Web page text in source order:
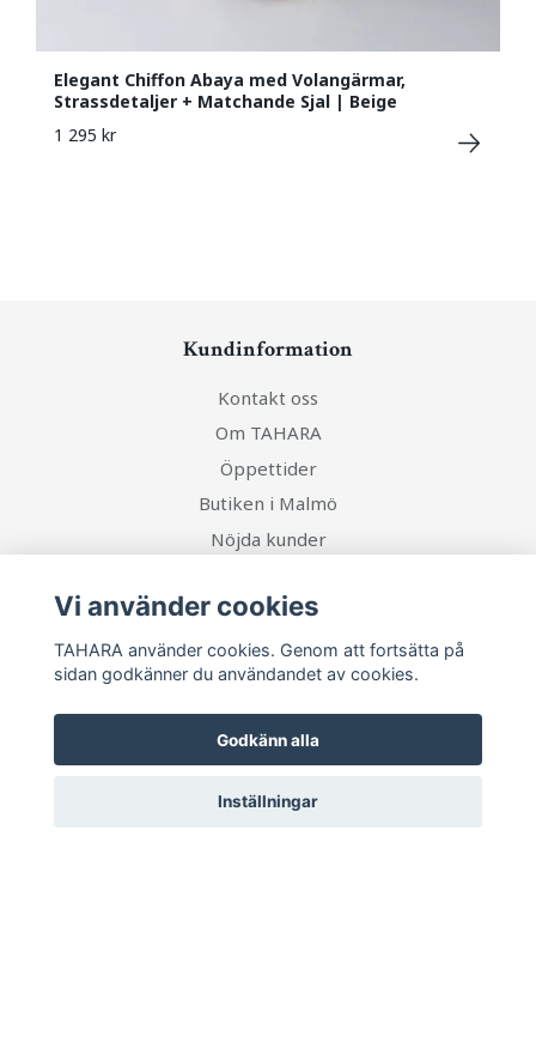
Elegant Chiffon Abaya med Volangärmar,
Strassdetaljer + Matchande Sjal | Beige
1 295 kr
Kundinformation
Kontakt oss
Om TAHARA
Öppettider
Butiken i Malmö
Nöjda kunder
Frågor och svar
Blogg
Boka henna tatuering
Sociala medier
Vi använder cookies
TAHARA använder cookies. Genom att fortsätta på
sidan godkänner du användandet av cookies.
Godkänn alla
Inställningar